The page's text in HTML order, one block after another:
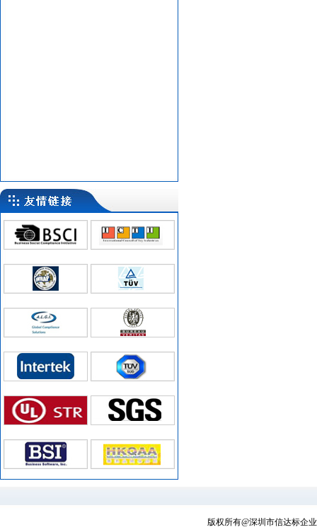
版权所有@深圳市信达标企